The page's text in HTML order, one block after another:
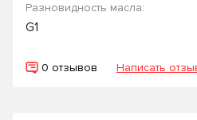
Разновидность масла:
G1
0 отзывов Написать